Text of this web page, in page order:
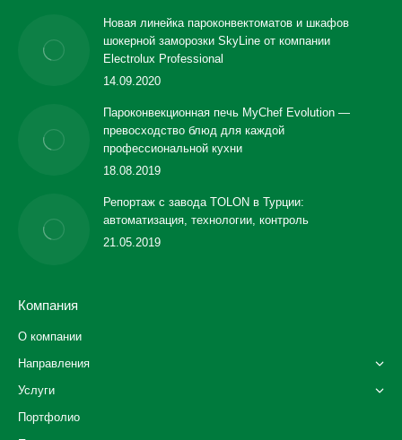
Новая линейка пароконвектоматов и шкафов
шокерной заморозки SkyLine от компании
Electrolux Professional
14.09.2020
Пароконвекционная печь MyChef Evolution —
превосходство блюд для каждой
профессиональной кухни
18.08.2019
Репортаж с завода TOLON в Турции:
автоматизация, технологии, контроль
21.05.2019
Компания
О компании
Направления
Услуги
Портфолио